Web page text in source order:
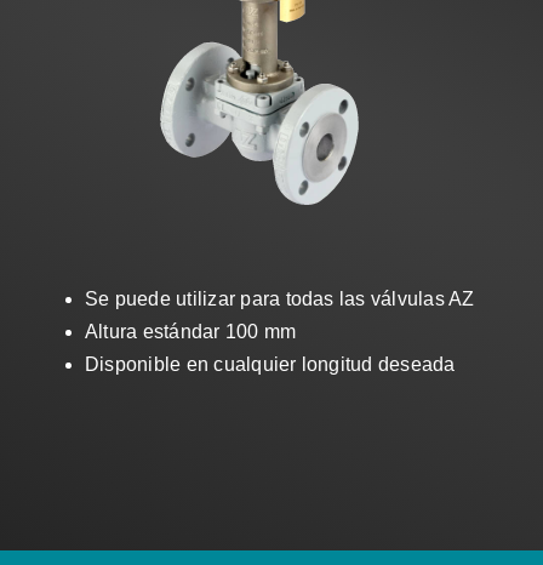
Se puede utilizar para todas las válvulas AZ
Altura estándar 100 mm
Disponible en cualquier longitud deseada